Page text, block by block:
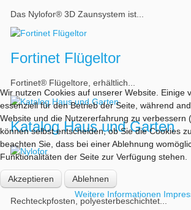
Das Nylofor® 3D Zaunsystem ist...
Fortinet Flügeltor
Fortinet® Flügeltore, erhältlich...
Katalog Haus und Garten
Nylofor
Rechteckpfosten, polyesterbeschichtet...
Wir nutzen Cookies auf unserer Website. Einige
essenziell für den Betrieb der Seite, während
Website und die Nutzererfahrung zu verbessern
können selbst entscheiden, ob Sie die Cookies
beachten Sie, dass bei einer Ablehnung
Funktionalitäten der Seite zur Verfügung stehen.
Akzeptieren
Ablehnen
Weitere Informationen